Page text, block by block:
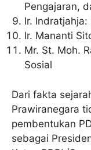
Pengajaran,
Ir.
Ir. Mananti
Mr. St. Moh.
Dari fakta
Prawiranegara
pembentukan
sebagai